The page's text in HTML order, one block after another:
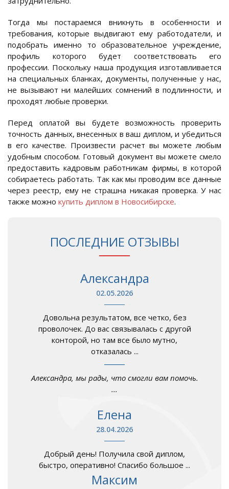
Тогда мы постараемся вникнуть в особенности и
требования, которые выдвигают ему работодатели, и
подобрать именно то образовательное учреждение,
профиль которого будет соответствовать его
профессии. Поскольку наша продукция изготавливается
на специальных бланках, документы, полученные у нас,
не вызывают ни малейших сомнений в подлинности, и
проходят любые проверки.
Перед оплатой вы будете возможность проверить
точность данных, внесенных в ваш диплом, и убедиться
в его качестве. Произвести расчет вы можете любым
удобным способом. Готовый документ вы можете смело
предоставить кадровым работникам фирмы, в которой
собираетесь работать. Так как мы проводим все данные
через реестр, ему не страшна никакая проверка. У нас
также можно купить диплом в Новосибирске.
ПОСЛЕДНИЕ ОТЗЫВЫ
Александра
02.05.2026
Довольна результатом, все четко, без
проволочек. До вас связывалась с другой
конторой, но там все было мутно,
отказалась ...
Александра, мы рады, что смогли вам помочь.
...
Елена
28.04.2026
Добрый день! Получила свой диплом,
быстро, оперативно! Спасибо большое ...
Максим